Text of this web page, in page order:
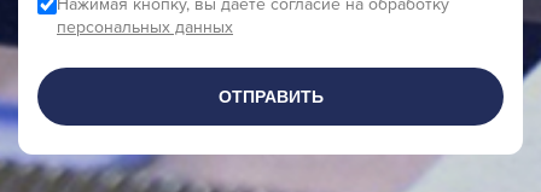
Нажимая кнопку, вы даете согласие на обработку
персональных данных
ОТПРАВИТЬ